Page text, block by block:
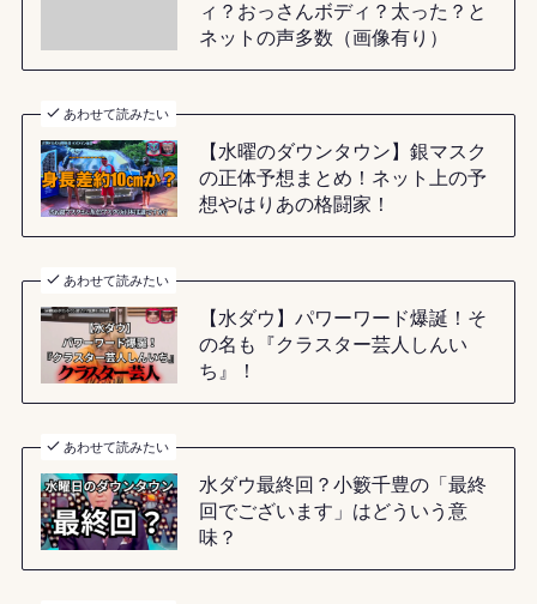
ィ？おっさんボディ？太った？と
ネットの声多数（画像有り）
あわせて読みたい
【水曜のダウンタウン】銀マスク
の正体予想まとめ！ネット上の予
想やはりあの格闘家！
あわせて読みたい
【水ダウ】パワーワード爆誕！そ
の名も『クラスター芸人しんい
ち』！
あわせて読みたい
水ダウ最終回？小籔千豊の「最終
回でございます」はどういう意
味？